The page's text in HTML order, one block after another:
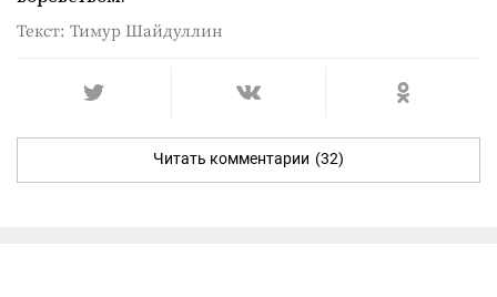
Текст: Тимур Шайдуллин
Читать комментарии (32)